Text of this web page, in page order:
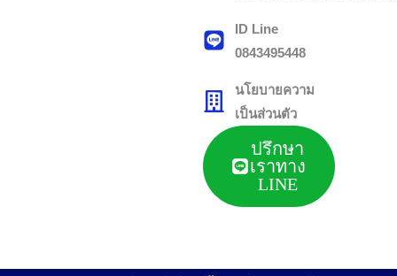
ID Line
0843495448
นโยบายความ
เป็นส่วนตัว
ปรึกษา
เราทาง
LINE